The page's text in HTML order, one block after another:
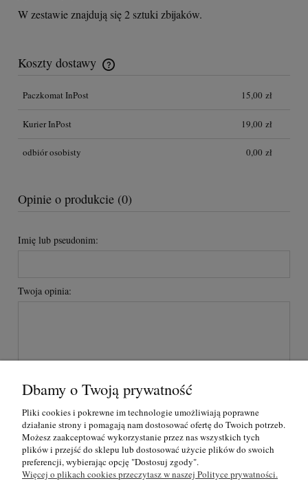
W zestawie znajdują się 2 sztuki zbijaków.
Koszty dostawy
Cena nie zawiera ewentualnych kosztów płatności
Paczkomat InPost
15,00 zł
Kurier InPost 19,00 zł
odbiór osobisty 0,00 zł
Opinie o produkcie (0)
Imię lub pseudonim:
Twoja opinia:
O nas
Dbamy o Twoją prywatność
Pliki cookies i pokrewne im technologie umożliwiają poprawne
działanie strony i pomagają nam dostosować ofertę do Twoich potrzeb.
Możesz zaakceptować wykorzystanie przez nas wszystkich tych
plików i przejść do sklepu lub dostosować użycie plików do swoich
preferencji, wybierając opcję "Dostosuj zgody".
Więcej o plikach cookies przeczytasz w naszej Polityce prywatności.